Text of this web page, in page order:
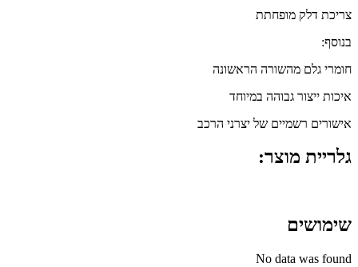
צריכת דלק מופחתת
בנוסף:
חומרי גלם מהשורה הראשונה
איכות ייצור גבוהה במיוחד
אישורים רשמיים של יצרני הרכב
גלריית מוצר:
שימושים
No data was found